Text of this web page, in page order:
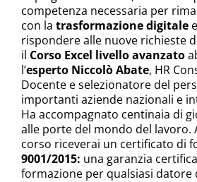
competenza necessaria per
con la trasformazione digitale
rispondere alle nuove richieste
il Corso Excel livello avanzato
l’esperto Niccolò Abate, HR
Docente e selezionatore del
importanti aziende nazionali e
Ha accompagnato centinaia di
alle porte del mondo del lavoro.
corso riceverai un certificato di
9001/2015: una garanzia
formazione per qualsiasi datore